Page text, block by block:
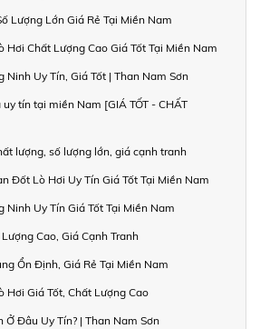
Lượng Lớn Giá Rẻ Tại Miền Nam
Hơi Chất Lượng Cao Giá Tốt Tại Miền Nam
Ninh Uy Tín, Giá Tốt | Than Nam Sơn
tín tại miền Nam [GIÁ TỐT - CHẤT
lượng, số lượng lớn, giá cạnh tranh
Đốt Lò Hơi Uy Tín Giá Tốt Tại Miền Nam
Ninh Uy Tín Giá Tốt Tại Miền Nam
Cao, Giá Cạnh Tranh
Ổn Định, Giá Rẻ Tại Miền Nam
Hơi Giá Tốt, Chất Lượng Cao
Ở Đâu Uy Tín? | Than Nam Sơn